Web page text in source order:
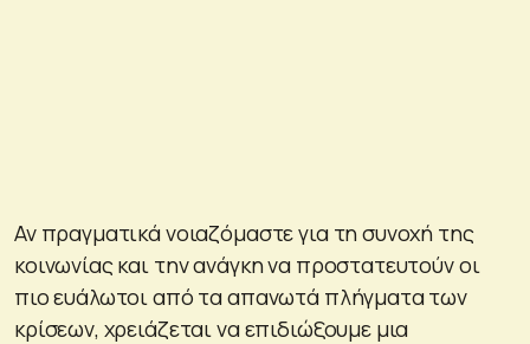
Αν πραγματικά νοιαζόμαστε για τη συνοχή της
κοινωνίας και την ανάγκη να προστατευτούν οι
πιο ευάλωτοι από τα απανωτά πλήγματα των
κρίσεων, χρειάζεται να επιδιώξουμε μια